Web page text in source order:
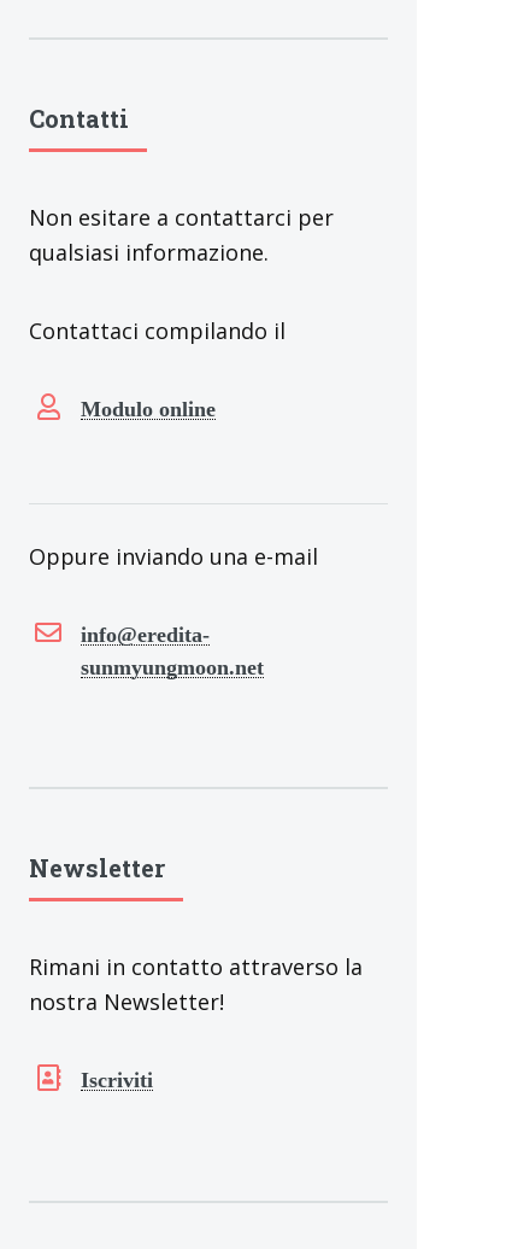
Contatti
Non esitare a contattarci per
qualsiasi informazione.
Contattaci compilando il
Modulo online
Oppure inviando una e-mail
info@eredita-
sunmyungmoon.net
Newsletter
Rimani in contatto attraverso la
nostra Newsletter!
Iscriviti